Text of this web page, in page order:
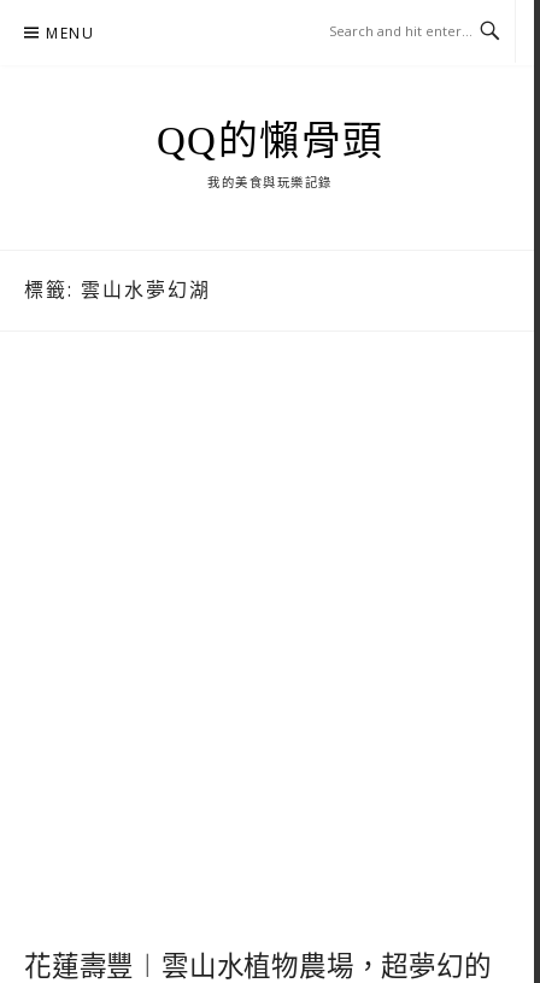
MENU
QQ的懶骨頭
我的美食與玩樂記錄
標籤: 雲山水夢幻湖
花蓮壽豐︱雲山水植物農場，超夢幻的